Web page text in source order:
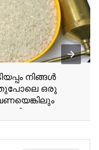
നിങ്ങൾ
ഒരു
നോക്കൂ…
ഇങ്ങനെ